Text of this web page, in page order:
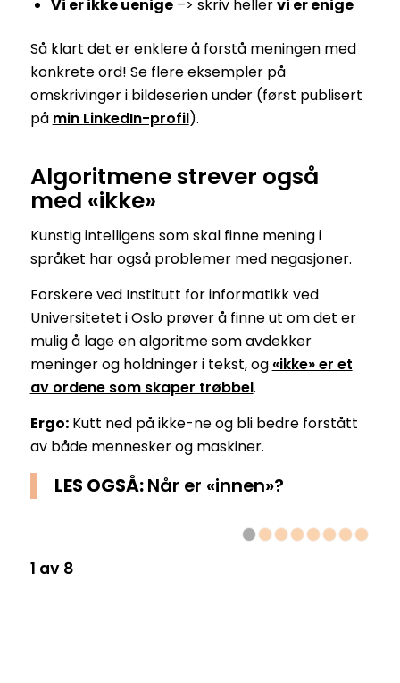
Vi er ikke uenige–> skriv hellervi er enige
Så klart det er enklere å forstå meningen med
konkrete ord! Se flere eksempler på
omskrivinger i bildeserien under (først publisert
på min LinkedIn-profil).
Algoritmene strever også
med «ikke»
Kunstig intelligens som skal finne mening i
språket har også problemer med negasjoner.
Forskere ved Institutt for informatikk ved
Universitetet i Oslo prøver å finne ut om det er
mulig å lage en algoritme som avdekker
meninger og holdninger i tekst, og «ikke» er et
av ordene som skaper trøbbel.
Ergo:Kutt ned på ikke-ne og bli bedre forstått
av både mennesker og maskiner.
LES OGSÅ:Når er «innen»?
1 2
1 av 8